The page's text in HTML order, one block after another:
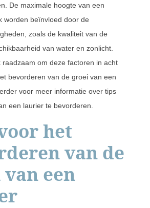
De maximale hoogte van een
worden beïnvloed door de
zoals de kwaliteit van de
van water en zonlicht.
raadzaam om deze factoren in acht
bevorderen van de groei van een
voor meer informatie over tips
een laurier te bevorderen.
het
van de
een